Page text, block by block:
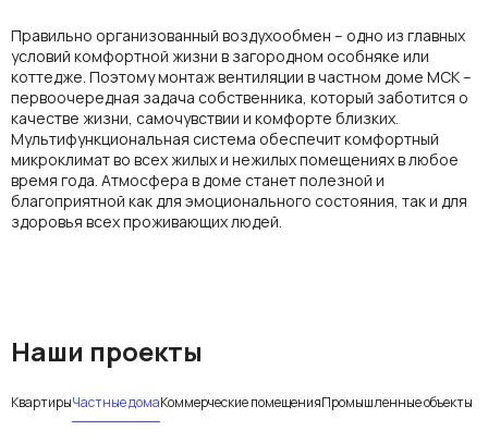
Правильно организованный воздухообмен – одно из главных
условий комфортной жизни в загородном особняке или
коттедже. Поэтомумонтаж вентиляции в частном доме МСК–
первоочередная задача собственника, который заботится о
качестве жизни, самочувствии и комфорте близких.
Мультифункциональная система обеспечит комфортный
микроклимат во всех жилых и нежилых помещениях в любое
время года. Атмосфера в доме станет полезной и
благоприятной как для эмоционального состояния, так и для
здоровья всех проживающих людей.
Наши проекты
КвартирыЧастные домаКоммерческие помещенияПромышленные объекты